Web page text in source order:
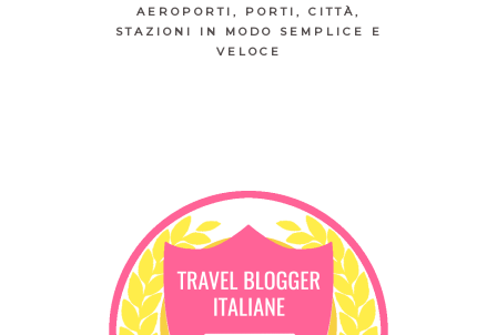
AEROPORTI, PORTI, CITTÀ,
STAZIONI IN MODO SEMPLICE E
VELOCE